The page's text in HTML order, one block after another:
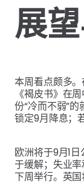
展
本周看点颇多。
《褐皮书》在
份“冷而不弱”
锁定9月降息；
欧洲将于9月1
于缓解；失业
下周举行。英